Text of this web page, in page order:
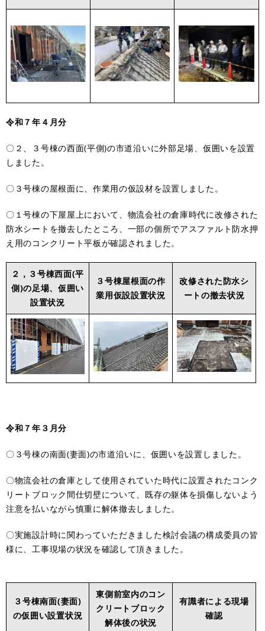
令和７年４月分
〇２、３号棟の西面(平側)の市道沿いに外部足場、仮囲いを設置
しました。
〇３号棟の屋根面に、作業用の仮設材を設置しました。
〇１号棟の下屋屋上において、物流会社の倉庫時代に改修された
防水シートを撤去したところ、一部の個所でアスファルト防水押
え用のコンクリート平板が確認されました。
２，３号棟西面(平
側)の足場、仮囲い
設置状況
３号棟屋根面の作
業用仮設設置状況
改修された防水シ
ートの撤去状況
令和７年３月分
〇３号棟の南面(妻面)の市道沿いに、仮囲いを設置しました。
〇物流会社の倉庫として使用されていた時代に設置されたコンク
リートブロック間仕切壁について、既存の躯体を損傷しないよう
注意を払いながら慎重に解体撤去しました。
〇実施設計時に関わっていただきました検討会議の構成委員の皆
様に、工事現場の状況を確認して頂きました。
３号棟南面(妻面)
の仮囲い設置状況
東側前室内のコン
クリートブロック
解体後の状況
有識者による現場
確認